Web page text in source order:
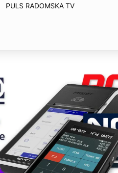
PULS RADOMSKA TV